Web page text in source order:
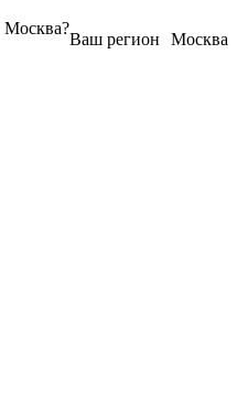
Москва
Ваш регион
Москва?